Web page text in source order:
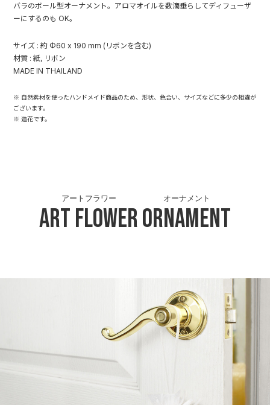
バラのボール型オーナメント。アロマオイルを数滴垂らしてディフューザ
ーにするのも OK。
サイズ : 約 Φ60 x 190 mm (リボンを含む)
材質 : 紙, リボン
MADE IN THAILAND
※ 自然素材を使ったハンドメイド商品のため、形状、色合い、サイズなどに多少の相違が
ございます。
※ 造花です。
Art Flower
アートフラワー
Ornament
オーナメント